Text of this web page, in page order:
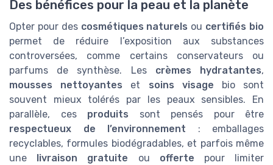
Des bénéfices pour la peau et la planète
Opter pour des cosmétiques naturels ou certifiés bio
permet de réduire l’exposition aux substances
controversées, comme certains conservateurs ou
parfums de synthèse. Les crèmes hydratantes,
mousses nettoyantes et soins visage bio sont
souvent mieux tolérés par les peaux sensibles. En
parallèle, ces produits sont pensés pour être
respectueux de l’environnement : emballages
recyclables, formules biodégradables, et parfois même
une
livraison gratuite ou offerte pour limiter